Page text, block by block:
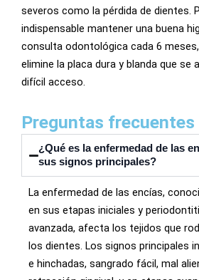
severos como la pérdida de dientes.
indispensable mantener una buena
consulta odontológica cada 6
elimine la placa dura y blanda que se
difícil acceso.
Preguntas frecuentes
¿Qué es la enfermedad de las
sus signos principales?
La enfermedad de las encías,
en sus etapas iniciales y
avanzada, afecta los tejidos que
los dientes. Los signos principales
e hinchadas, sangrado fácil, mal